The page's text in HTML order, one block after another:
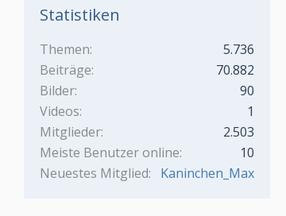
Statistiken
Themen
5.736
Beiträge
70.882
Bilder
90
Videos
1
Mitglieder
2.503
Meiste Benutzer online
10
Neuestes Mitglied
Kaninchen_Max